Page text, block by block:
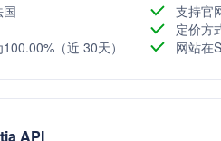
支持官
定价方
（近 30天）
网站在
API